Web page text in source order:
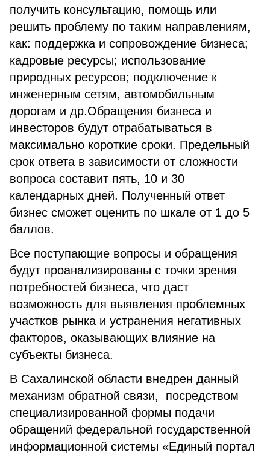
получить консультацию, помощь или
решить проблему по таким направлениям,
как: поддержка и сопровождение бизнеса;
кадровые ресурсы; использование
природных ресурсов; подключение к
инженерным сетям, автомобильным
дорогам и др.Обращения бизнеса и
инвесторов будут отрабатываться в
максимально короткие сроки. Предельный
срок ответа в зависимости от сложности
вопроса составит пять, 10 и 30
календарных дней. Полученный ответ
бизнес сможет оценить по шкале от 1 до 5
баллов.
Все поступающие вопросы и обращения
будут проанализированы с точки зрения
потребностей бизнеса, что даст
возможность для выявления проблемных
участков рынка и устранения негативных
факторов, оказывающих влияние на
субъекты бизнеса.
В Сахалинской области внедрен данный
механизм обратной связи, посредством
специализированной формы подачи
обращений федеральной государственной
информационной системы «Единый портал